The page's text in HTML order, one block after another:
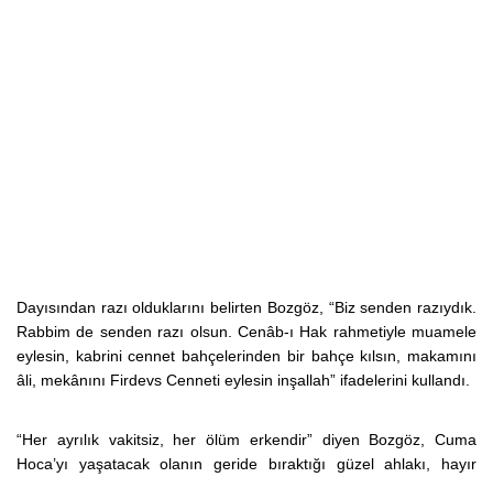
Dayısından razı olduklarını belirten Bozgöz, “Biz senden razıydık.
Rabbim de senden razı olsun. Cenâb-ı Hak rahmetiyle muamele
eylesin, kabrini cennet bahçelerinden bir bahçe kılsın, makamını
âli, mekânını Firdevs Cenneti eylesin inşallah” ifadelerini kullandı.
“Her ayrılık vakitsiz, her ölüm erkendir” diyen Bozgöz, Cuma
Hoca’yı yaşatacak olanın geride bıraktığı güzel ahlakı, hayır